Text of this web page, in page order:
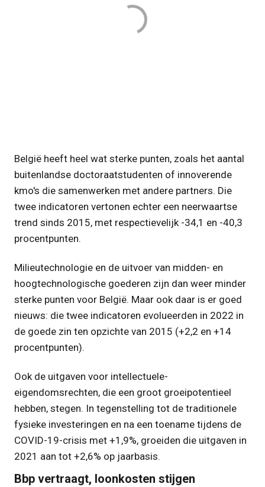
België heeft heel wat sterke punten, zoals het aantal
buitenlandse doctoraatstudenten of innoverende
kmo's die samenwerken met andere partners. Die
twee indicatoren vertonen echter een neerwaartse
trend sinds 2015, met respectievelijk -34,1 en -40,3
procentpunten.
Milieutechnologie en de uitvoer van midden- en
hoogtechnologische goederen zijn dan weer minder
sterke punten voor België. Maar ook daar is er goed
nieuws: die twee indicatoren evolueerden in 2022 in
de goede zin ten opzichte van 2015 (+2,2 en +14
procentpunten).
Ook de uitgaven voor intellectuele-
eigendomsrechten, die een groot groeipotentieel
hebben, stegen. In tegenstelling tot de traditionele
fysieke investeringen en na een toename tijdens de
COVID-19-crisis met +1,9%, groeiden die uitgaven in
2021 aan tot +2,6% op jaarbasis.
Bbp vertraagt, loonkosten stijgen